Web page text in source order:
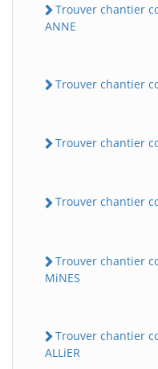
Trouver chantier
ANNE
Trouver chantier
Trouver chantier
Trouver chantier
Trouver chantier
MiNES
Trouver chantier
ALLiER